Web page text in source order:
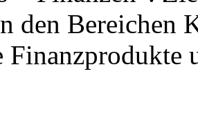
den Bereichen